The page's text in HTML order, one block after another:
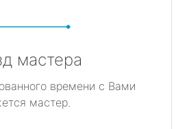
мастера
времени с Вами
мастер.